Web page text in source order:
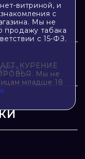
витриной, и
с
Мы не
продажу табака
с 15-ФЗ.
КУРЕНИЕ
Мы не
младше 18